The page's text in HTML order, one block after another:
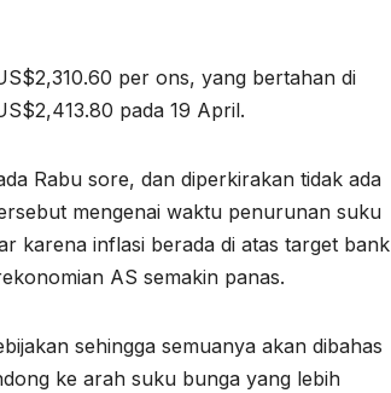
per ons, yang bertahan di
pada 19 April.
Rabu sore, dan diperkirakan tidak ada
mengenai waktu penurunan suku
karena inflasi berada di atas target bank
AS semakin panas.
sehingga semuanya akan dibahas
ke arah suku bunga yang lebih